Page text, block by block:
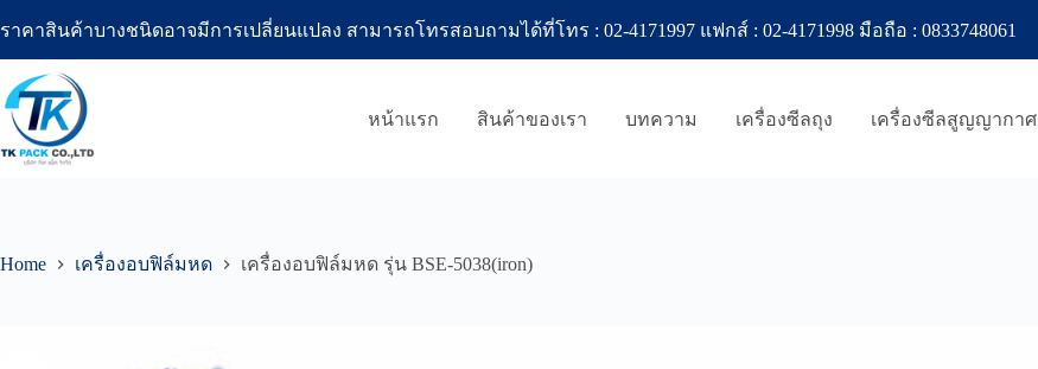
to
ราคาสินค้าบางชนิดอาจมีการเปลี่ยนแปลง สามารถโทรสอบถามได้ที่โทร : 02-4171997 แฟกส์ : 02-4171998 มือถือ : 0833748061
หน้าแรก สินค้าของเรา บทความ เครื่องซีลถุง เครื่องซีลสูญญากาศ
Home เครื่องอบฟิล์มหด เครื่องอบฟิล์มหด รุ่น BSE-5038(iron)